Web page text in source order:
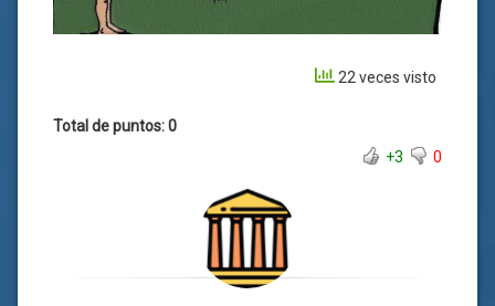
22 veces visto
Total de puntos: 0
+3
0